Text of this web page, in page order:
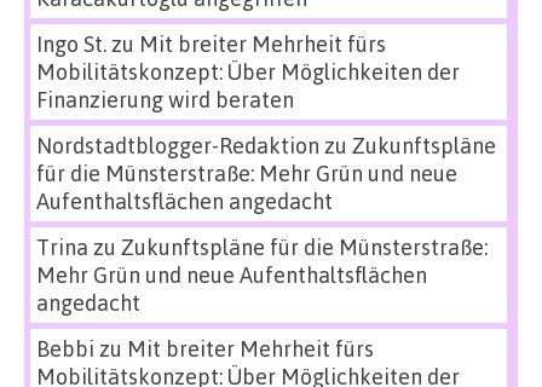
Ingo St.zu Mit breiter Mehrheit fürs
Mobilitätskonzept: Über Möglichkeiten der
Finanzierung wird beraten
Nordstadtblogger-Redaktion zu Zukunftspläne
für die Münsterstraße: Mehr Grün und neue
Aufenthaltsflächen angedacht
Trina zu Zukunftspläne für die Münsterstraße:
Mehr Grün und neue Aufenthaltsflächen
angedacht
Bebbi zu Mit breiter Mehrheit fürs
Mobilitätskonzept: Über Möglichkeiten der